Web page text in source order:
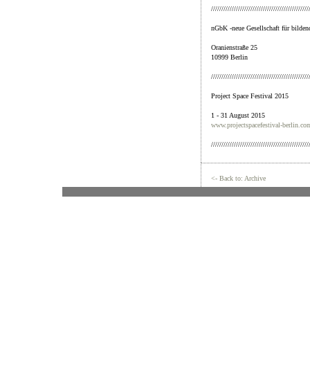
nGbK -neue Gesellschaft für
Oranienstraße 25
10999 Berlin
Project Space Festival 2015
1 - 31 August 2015
www.projectspacefestival-
<- Back to: Archive